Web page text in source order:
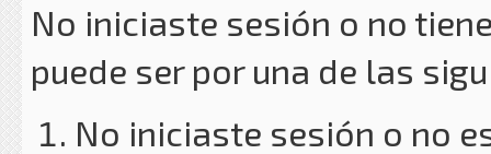
No iniciaste sesión o no
puede ser por una de las
No iniciaste sesión o no